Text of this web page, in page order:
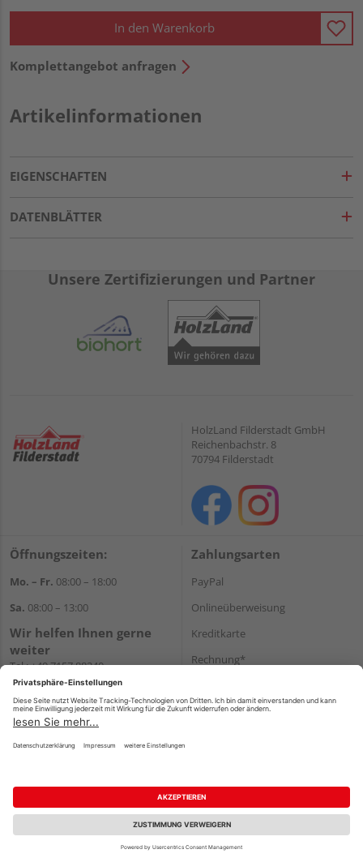
In den Warenkorb
Komplettangebot anfragen
Artikelinformationen
EIGENSCHAFTEN
DATENBLÄTTER
Unsere Zertifizierungen und Partner
HolzLand Filderstadt GmbH
Reichenbachstr. 8
70794 Filderstadt
Öffnungszeiten:
Mo. – Fr. 08:00 – 18:00
Sa. 08:00 – 13:00
Wir helfen Ihnen gerne
weiter
Tel.:+49 7157 88240
E-Mail:shop@holzland-
filderstadt.de
Zahlungsarten
PayPal
Onlineüberweisung
Kreditkarte
Rechnung*
Versand
Impressum AGB Widerruf
Datenschutz
Reservierungsbedingungen
Vertrag widerrufen